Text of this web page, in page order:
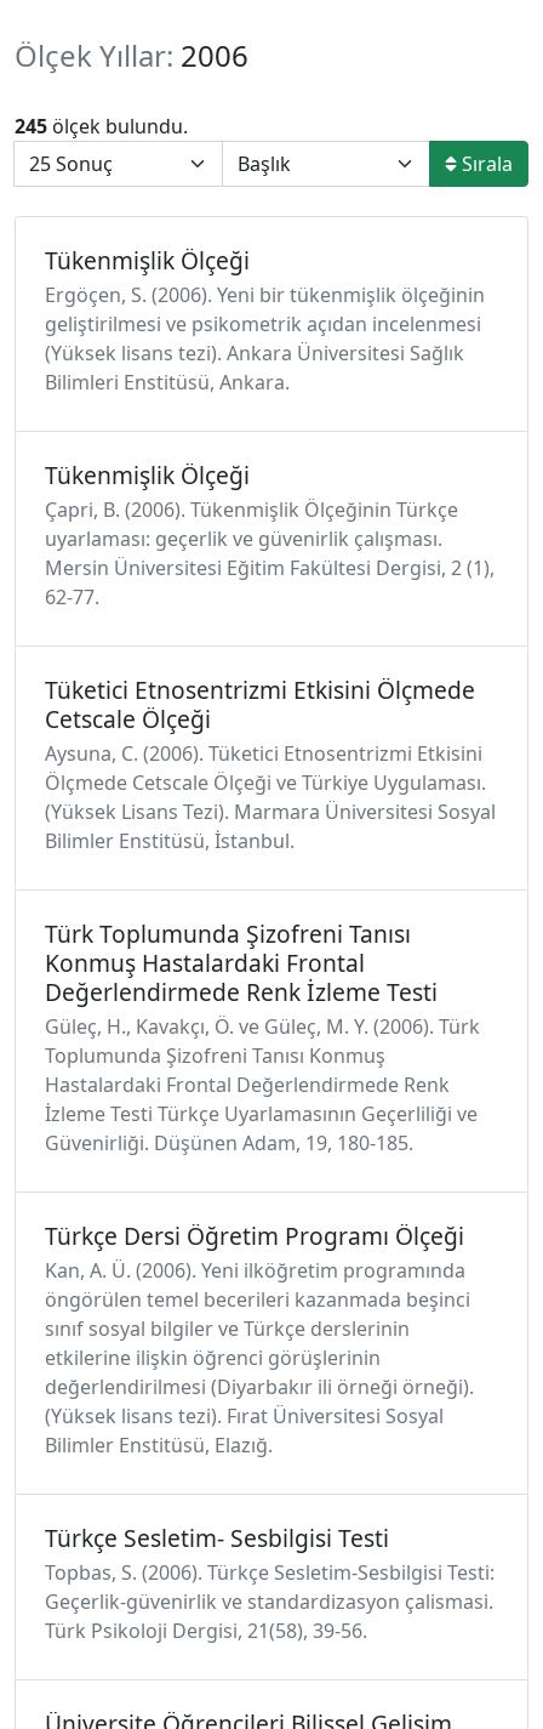
Ölçek Yıllar: 2006
245 ölçek bulundu.
Sırala
Tükenmişlik Ölçeği
Ergöçen, S. (2006). Yeni bir tükenmişlik ölçeğinin
geliştirilmesi ve psikometrik açıdan incelenmesi
(Yüksek lisans tezi). Ankara Üniversitesi Sağlık
Bilimleri Enstitüsü, Ankara.
Tükenmişlik Ölçeği
Çapri, B. (2006). Tükenmişlik Ölçeğinin Türkçe
uyarlaması: geçerlik ve güvenirlik çalışması.
Mersin Üniversitesi Eğitim Fakültesi Dergisi, 2 (1),
62-77.
Tüketici Etnosentrizmi Etkisini Ölçmede
Cetscale Ölçeği
Aysuna, C. (2006). Tüketici Etnosentrizmi Etkisini
Ölçmede Cetscale Ölçeği ve Türkiye Uygulaması.
(Yüksek Lisans Tezi). Marmara Üniversitesi Sosyal
Bilimler Enstitüsü, İstanbul.
Türk Toplumunda Şizofreni Tanısı
Konmuş Hastalardaki Frontal
Değerlendirmede Renk İzleme Testi
Güleç, H., Kavakçı, Ö. ve Güleç, M. Y. (2006). Türk
Toplumunda Şizofreni Tanısı Konmuş
Hastalardaki Frontal Değerlendirmede Renk
İzleme Testi Türkçe Uyarlamasının Geçerliliği ve
Güvenirliği. Düşünen Adam, 19, 180-185.
Türkçe Dersi Öğretim Programı Ölçeği
Kan, A. Ü. (2006). Yeni ilköğretim programında
öngörülen temel becerileri kazanmada beşinci
sınıf sosyal bilgiler ve Türkçe derslerinin
etkilerine ilişkin öğrenci görüşlerinin
değerlendirilmesi (Diyarbakır ili örneği örneği).
(Yüksek lisans tezi). Fırat Üniversitesi Sosyal
Bilimler Enstitüsü, Elazığ.
Türkçe Sesletim- Sesbilgisi Testi
Topbas, S. (2006). Türkçe Sesletim-Sesbilgisi Testi:
Geçerlik-güvenirlik ve standardizasyon çalismasi.
Türk Psikoloji Dergisi, 21(58), 39-56.